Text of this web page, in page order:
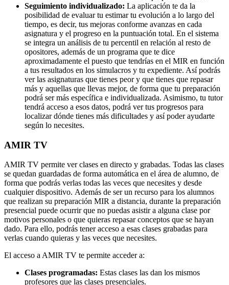
Seguimiento individualizado: La aplicación te da la
posibilidad de evaluar tu estimar tu evolución a lo largo del
tiempo, es decir, tus mejoras conforme avanzas en cada
asignatura y el progreso en la puntuación total. En el sistema
se integra un análisis de tu percentil en relación al resto de
opositores, además de un programa que te dice
aproximadamente el puesto que tendrías en el MIR en función
a tus resultados en los simulacros y tu expediente. Así podrás
ver las asignaturas que tienes peor y que tienes que repasar
más y aquellas que llevas mejor, de forma que tu preparación
podrá ser más específica e individualizada. Asimismo, tu tutor
tendrá acceso a esos datos, podrá ver tus progresos para
localizar dónde tienes más dificultades y así poder ayudarte
según lo necesites.
AMIR TV
AMIR TV permite ver clases en directo y grabadas. Todas las clases
se quedan guardadas de forma automática en el área de alumno, de
forma que podrás verlas todas las veces que necesites y desde
cualquier dispositivo. Además de ser un recurso para los alumnos
que realizan su preparación MIR a distancia, durante la preparación
presencial puede ocurrir que no puedas asistir a alguna clase por
motivos personales o que quieras repasar conceptos que se hayan
dado. Para ello, podrás tener acceso a esas clases grabadas para
verlas cuando quieras y las veces que necesites.
El acceso a AMIR TV te permite acceder a:
Clases programadas: Estas clases las dan los mismos
profesores que las clases presenciales.